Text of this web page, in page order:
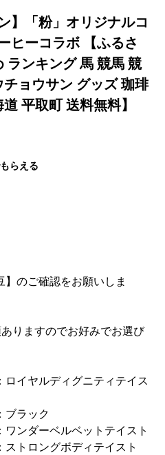
】「粉」オリジナルコ
ーコラボ 【ふるさ
ランキング 馬 競馬 競
ョウサン グッズ 珈琲
平取町 送料無料】
らえる
のご確認をお願いしま
りますのでお好みでお選び
ロイヤルディグニティテイス
ブラック
ワンダーベルベットテイスト
トロングボディテイスト